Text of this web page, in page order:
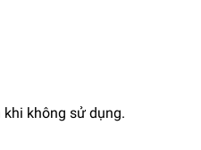
không sử dụng.